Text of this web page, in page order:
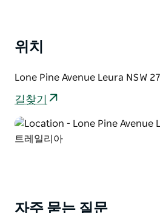
편안한 피크닉을 즐기기 전에 카
Lyrebird Dell - Pool of Siloam을
함이 없습니다. 새를 관찰하려면
잊지 마십시오.
위치
Lone Pine Avenue Leura NSW
길찾기
자주 묻는 질문